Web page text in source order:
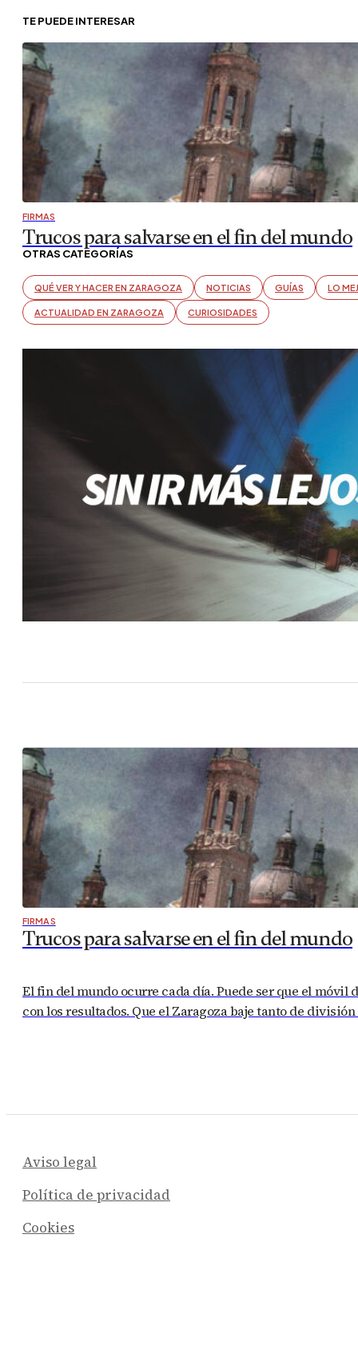
TE PUEDE INTERESAR
FIRMAS
Trucos para salvarse en el fin del mundo
OTRAS CATEGORÍAS
QUÉ VER Y HACER EN ZARAGOZA NOTICIAS GUÍAS LO
ACTUALIDAD EN ZARAGOZA CURIOSIDADES
FIRMAS
Trucos para salvarse en el fin del mundo
El fin del mundo ocurre cada día. Puede ser que el móvil
con los resultados. Que el Zaragoza baje tanto de
Aviso legal
Política de privacidad
Cookies